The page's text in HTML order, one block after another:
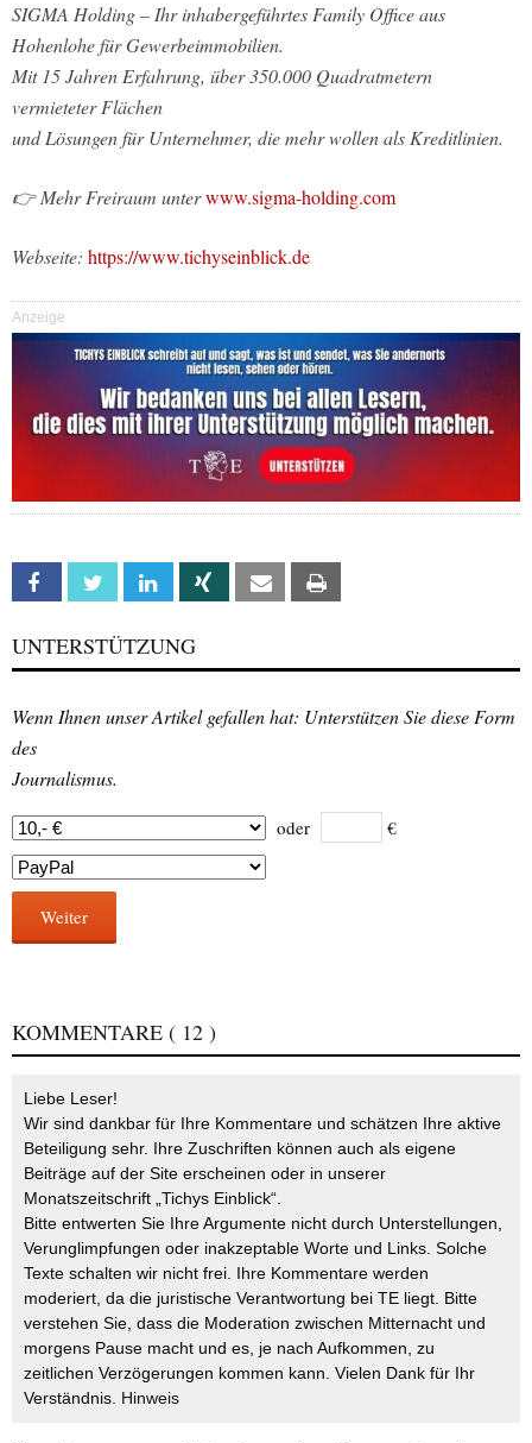
SIGMA Holding – Ihr inhabergeführtes Family Office aus
Hohenlohe für Gewerbeimmobilien.
Mit 15 Jahren Erfahrung, über 350.000 Quadratmetern
vermieteter Flächen
und Lösungen für Unternehmer, die mehr wollen als Kreditlinien.
👉 Mehr Freiraum unterwww.sigma-holding.com
Webseite: https://www.tichyseinblick.de
Anzeige
Facebook Twitter Linkedin Xing Email
UNTERSTÜTZUNG
Wenn Ihnen unser Artikel gefallen hat: Unterstützen Sie diese Form
des
Journalismus.
oder €
Weiter
KOMMENTARE ( 12 )
Liebe Leser!
Wir sind dankbar für Ihre Kommentare und schätzen Ihre aktive
Beteiligung sehr. Ihre Zuschriften können auch als eigene
Beiträge auf der Site erscheinen oder in unserer
Monatszeitschrift „Tichys Einblick“.
Bitte entwerten Sie Ihre Argumente nicht durch Unterstellungen,
Verunglimpfungen oder inakzeptable Worte und Links. Solche
Texte schalten wir nicht frei. Ihre Kommentare werden
moderiert, da die juristische Verantwortung bei TE liegt. Bitte
verstehen Sie, dass die Moderation zwischen Mitternacht und
morgens Pause macht und es, je nach Aufkommen, zu
zeitlichen Verzögerungen kommen kann. Vielen Dank für Ihr
Verständnis. Hinweis